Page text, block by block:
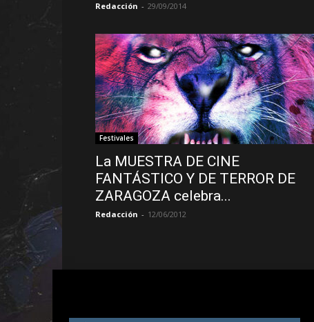
Redacción - 29/09/2014
Festivales
La MUESTRA DE CINE
FANTÁSTICO Y DE TERROR DE
ZARAGOZA celebra...
Redacción - 12/06/2012